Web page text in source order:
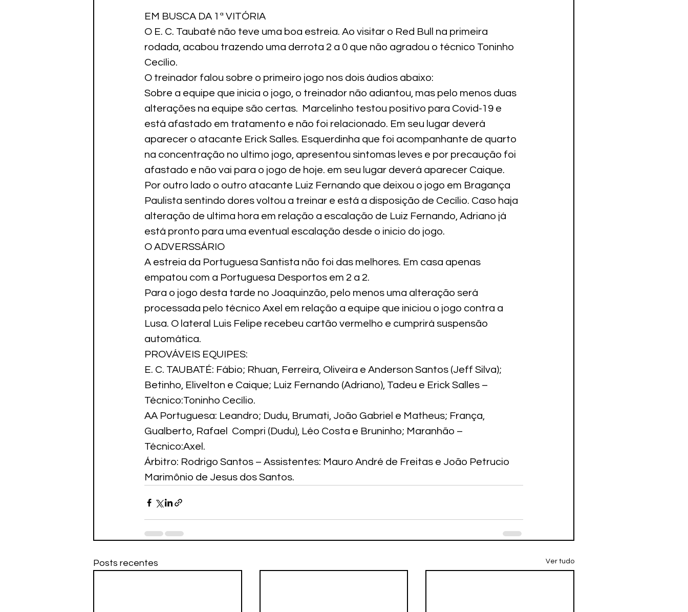
EM BUSCA DA 1ª VITÓRIA
O E. C. Taubaté não teve uma boa estreia. Ao visitar o Red Bull na primeira
rodada, acabou trazendo uma derrota 2 a 0 que não agradou o técnico Toninho
Cecílio.
O treinador falou sobre o primeiro jogo nos dois áudios abaixo:
Sobre a equipe que inicia o jogo, o treinador não adiantou, mas pelo menos duas
alterações na equipe são certas.  Marcelinho testou positivo para Covid-19 e
está afastado em tratamento e não foi relacionado. Em seu lugar deverá
aparecer o atacante Erick Salles. Esquerdinha que foi acompanhante de quarto
na concentração no ultimo jogo, apresentou sintomas leves e por precaução foi
afastado e não vai para o jogo de hoje. em seu lugar deverá aparecer Caique.
Por outro lado o outro atacante Luiz Fernando que deixou o jogo em Bragança
Paulista sentindo dores voltou a treinar e está a disposição de Cecílio. Caso haja
alteração de ultima hora em relação a escalação de Luiz Fernando, Adriano já
está pronto para uma eventual escalação desde o inicio do jogo.
O ADVERSSÁRIO
A estreia da Portuguesa Santista não foi das melhores. Em casa apenas
empatou com a Portuguesa Desportos em 2 a 2.
Para o jogo desta tarde no Joaquinzão, pelo menos uma alteração será
processada pelo técnico Axel em relação a equipe que iniciou o jogo contra a
Lusa. O lateral Luis Felipe recebeu cartão vermelho e cumprirá suspensão
automática.
PROVÁVEIS EQUIPES:
E. C. TAUBATÉ: Fábio; Rhuan, Ferreira, Oliveira e Anderson Santos (Jeff Silva);
Betinho, Elivelton e Caique; Luiz Fernando (Adriano), Tadeu e Erick Salles –
Técnico:Toninho Cecílio.
AA Portuguesa: Leandro; Dudu, Brumati, João Gabriel e Matheus; França,
Gualberto, Rafael  Compri (Dudu), Léo Costa e Bruninho; Maranhão –
Técnico:Axel.
Árbitro: Rodrigo Santos – Assistentes: Mauro André de Freitas e João Petrucio
Marimônio de Jesus dos Santos.
Posts recentes Ver tudo